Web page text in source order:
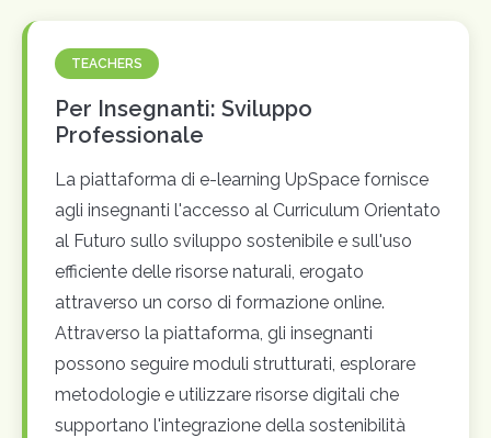
TEACHERS
Per Insegnanti: Sviluppo
Professionale
La piattaforma di e-learning UpSpace fornisce
agli insegnanti l'accesso al Curriculum Orientato
al Futuro sullo sviluppo sostenibile e sull'uso
efficiente delle risorse naturali, erogato
attraverso un corso di formazione online.
Attraverso la piattaforma, gli insegnanti
possono seguire moduli strutturati, esplorare
metodologie e utilizzare risorse digitali che
supportano l'integrazione della sostenibilità